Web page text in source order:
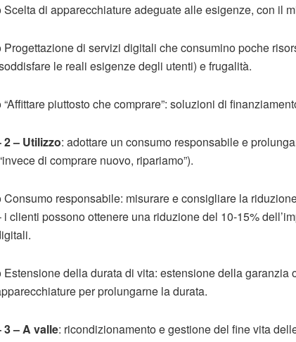
Scelta di apparecchiature adeguate alle esigenze, con il
Progettazione di servizi digitali che consumino poche
le reali esigenze degli utenti) e frugalità.
“Affittare piuttosto che comprare”: soluzioni di
2 – Utilizzo: adottare un consumo responsabile e
di comprare nuovo, ripariamo”).
Consumo responsabile: misurare e consigliare la
i clienti possono ottenere una riduzione del 10-15%
Estensione della durata di vita: estensione della
per prolungarne la durata.
3 – A valle: ricondizionamento e gestione del fine vita